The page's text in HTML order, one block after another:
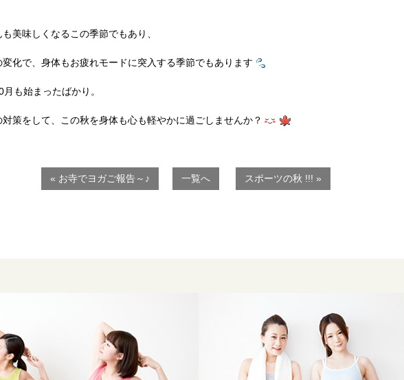
も美味しくなるこの季節でもあり、
変化で、身体もお疲れモードに突入する季節でもあります
月も始まったばかり。
対策をして、この秋を身体も心も軽やかに過ごしませんか？
« お寺でヨガご報告～♪ 一覧へ スポーツの秋 !!! »